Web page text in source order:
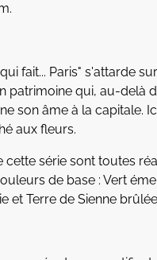
fait... Paris" s'attarde
patrimoine qui, au-delà
son âme à la capitale.
aux fleurs.
cette série sont toutes
de base : Vert
et Terre de Sienne